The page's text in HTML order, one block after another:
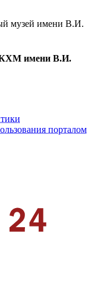
музей имени В.И.
КХМ имени В.И.
порталом